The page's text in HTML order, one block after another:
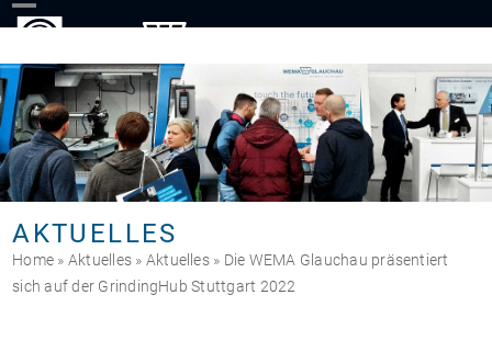
Skip
content
AKTUELLES
Home » Aktuelles » Aktuelles» Die WEMA Glauchau präsentiert
sich auf der GrindingHub Stuttgart 2022